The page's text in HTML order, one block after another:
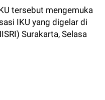
tersebut mengemuka
IKU yang digelar di
Surakarta, Selasa